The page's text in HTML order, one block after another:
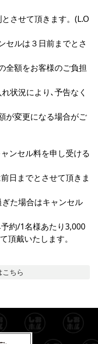
させて頂きます。(L.O
セルは３日前までとさ
全額をお客様のご負担
状況により､予告なく
が変更になる場合がご
ンセル料を申し受ける
日までとさせて頂きま
た場合はキャンセル
約/1名様あたり3,000
頂戴いたします。
ちら